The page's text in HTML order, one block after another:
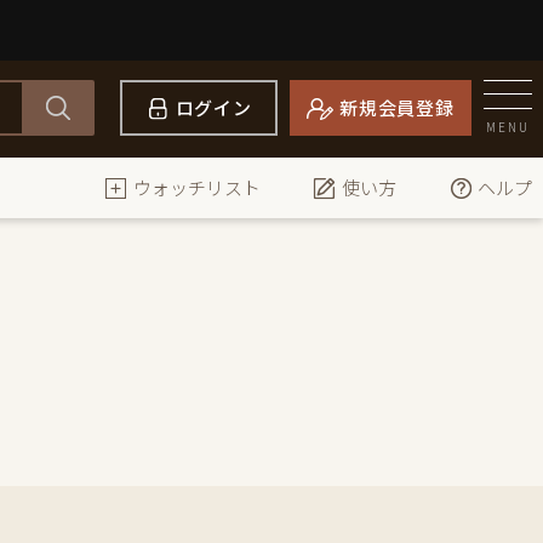
ログイン 新規会員登録
MENU
ウォッチリスト 使い方 ヘルプ